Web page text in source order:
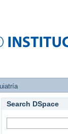
Search DSpace